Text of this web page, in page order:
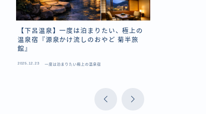
【下呂温泉】一度は泊まりたい、極上の
温泉宿『源泉かけ流しのおやど 菊半旅
館』
2025.12.23 一度は泊まりたい極上の温泉宿